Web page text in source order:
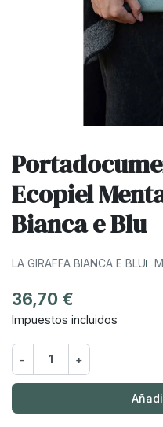
Ecopiel
Bianca e Blu
LA GIRAFFA BIANCA E BLU
36,70 €
Impuestos incluidos
- +